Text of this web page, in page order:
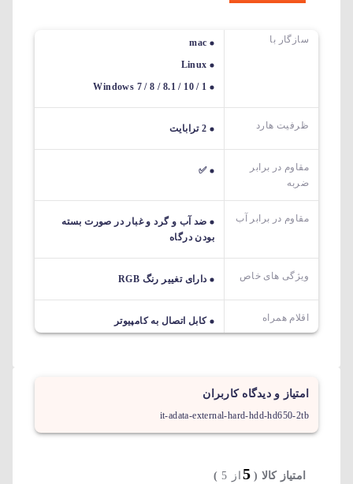
سازگار با
mac
Linux
Windows 7 / 8 / 8.1 / 10 / 1
ظرفیت هارد 2 ترابایت
مقاوم در برابر
ضربه
✅
مقاوم در برابر آب
ضد آب و گرد و غبار در صورت بسته
بودن درگاه
ویژگی های خاص دارای تغییر رنگ RGB
اقلام همراه کابل اتصال به کامپیوتر
امتیاز و دیدگاه کاربران
it-adata-external-hard-hdd-hd650-2tb
امتیاز کالا (5 از 5 )